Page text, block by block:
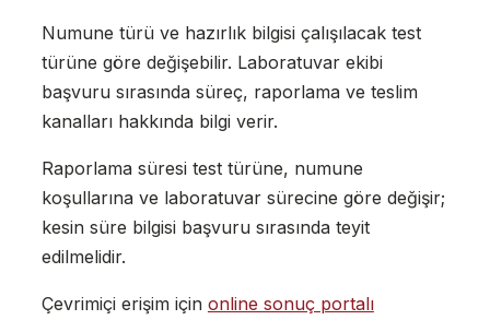
Numune türü ve hazırlık bilgisi çalışılacak test
türüne göre değişebilir. Laboratuvar ekibi
başvuru sırasında süreç, raporlama ve teslim
kanalları hakkında bilgi verir.
Raporlama süresi test türüne, numune
koşullarına ve laboratuvar sürecine göre değişir;
kesin süre bilgisi başvuru sırasında teyit
edilmelidir.
Çevrimiçi erişim için online sonuç portalı